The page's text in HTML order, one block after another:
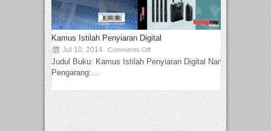
Kamus Istilah Penyiaran Digital
Jul 10, 2014 Comments Off
Judul Buku: Kamus Istilah Penyiaran Digital Nama
Pengarang:...